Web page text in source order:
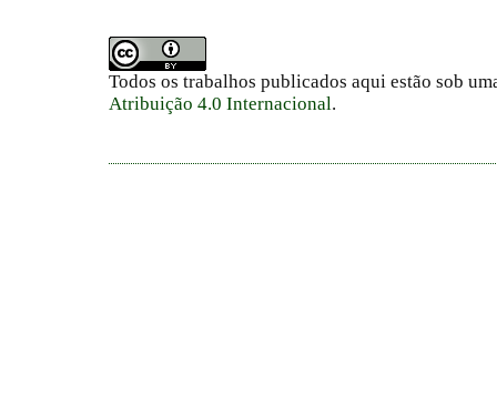
Todos os trabalhos publicados aqui estão sob
Atribuição 4.0 Internacional.